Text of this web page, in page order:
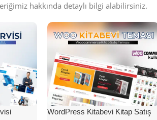
hakkında detaylı bilgi alabilirsiniz.
WordPress Kitabevi Kitap Satış